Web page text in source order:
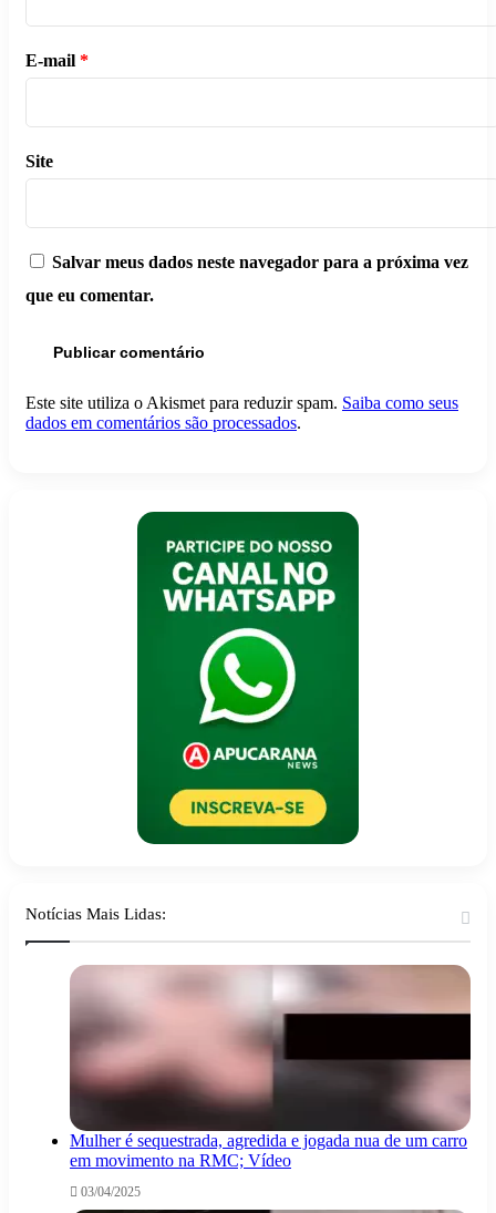
E-mail *
Site
Salvar meus dados neste navegador para a próxima vez
que eu comentar.
Este site utiliza o Akismet para reduzir spam. Saiba como seus
dados em comentários são processados.
Notícias Mais Lidas:
Mulher é sequestrada, agredida e jogada nua de um carro
em movimento na RMC; Vídeo
03/04/2025